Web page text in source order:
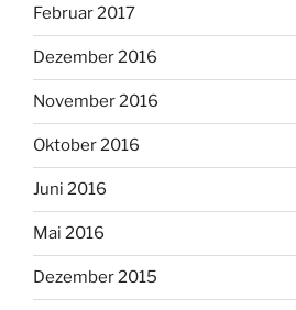
Februar 2017
Dezember 2016
November 2016
Oktober 2016
Juni 2016
Mai 2016
Dezember 2015